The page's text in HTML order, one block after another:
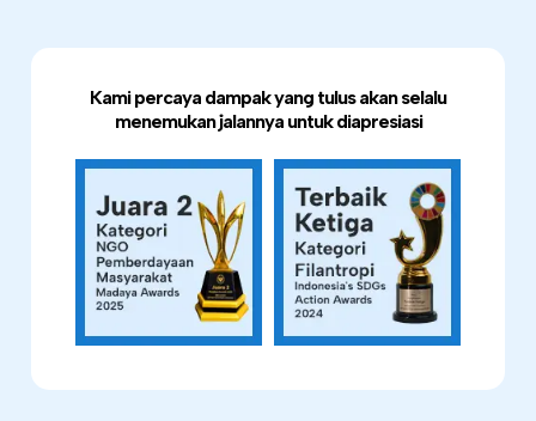
Kami percaya dampak yang tulus akan selalu
menemukan jalannya untuk diapresiasi